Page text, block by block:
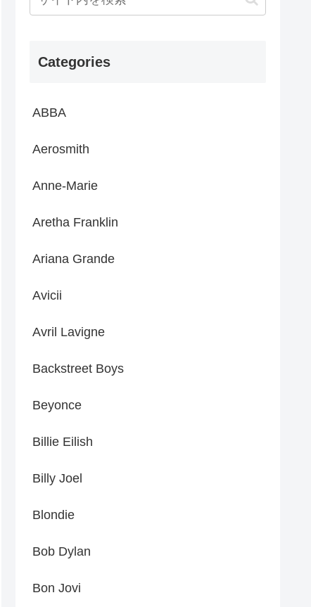
Categories
ABBA
Aerosmith
Anne-Marie
Aretha Franklin
Ariana Grande
Avicii
Avril Lavigne
Backstreet Boys
Beyonce
Billie Eilish
Billy Joel
Blondie
Bob Dylan
Bon Jovi